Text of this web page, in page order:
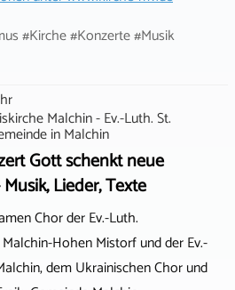
#Kirche #Konzerte #Musik
Malchin - Ev.-Luth. St.
inMalchin
Gott schenkt neue
Lieder, Texte
Chor der Ev.-Luth.
Hohen Mistorf und der Ev.-
dem Ukrainischen Chor und